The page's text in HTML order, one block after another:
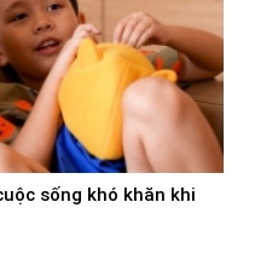
sống khó khăn khi